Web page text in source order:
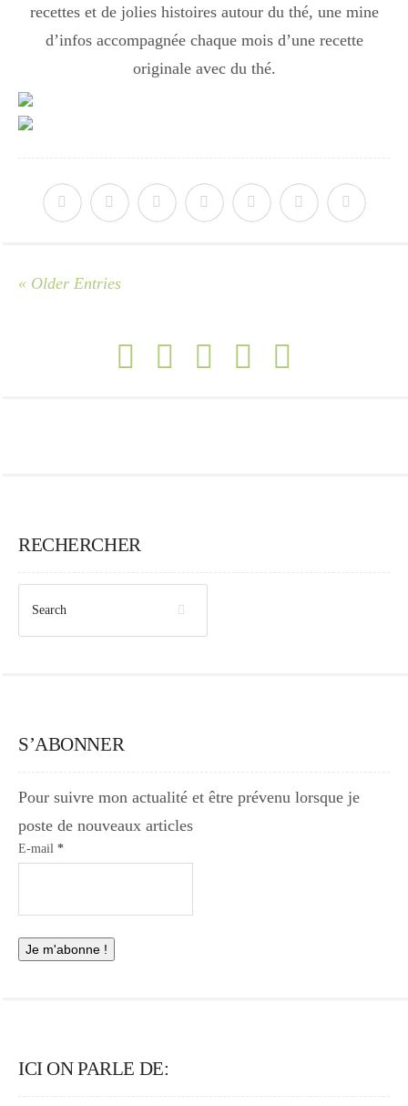
recettes et de jolies histoires autour du thé, une mine
d’infos accompagnée chaque mois d’une recette
originale avec du thé.
« Older Entries
RECHERCHER
S’ABONNER
Pour suivre mon actualité et être prévenu lorsque je
poste de nouveaux articles
E-mail *
ICI ON PARLE DE: